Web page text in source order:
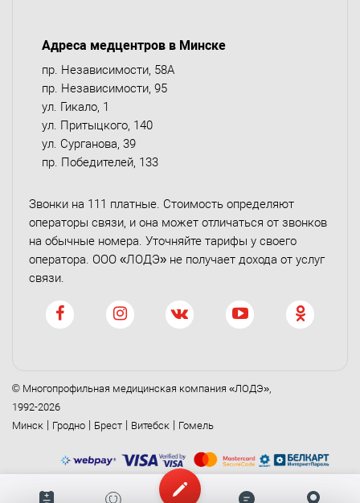
Адреса медцентров в Минске
пр. Независимости, 58А
пр. Независимости, 95
ул. Гикало, 1
ул. Притыцкого, 140
ул. Сурганова, 39
пр. Победителей, 133
Звонки на 111 платные. Стоимость определяют
операторы связи, и она может отличаться от звонков
на обычные номера. Уточняйте тарифы у своего
оператора. ООО «ЛОДЭ» не получает дохода от услуг
связи.
© Многопрофильная медицинская компания «ЛОДЭ»,
1992-2026
Минск | Гродно | Брест | Витебск | Гомель